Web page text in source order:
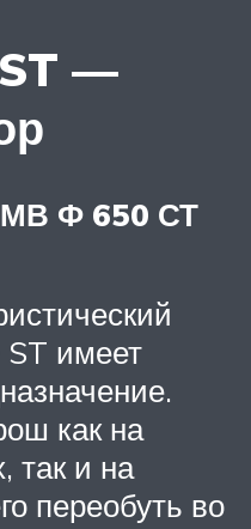
—
Ф 650 СТ
имеет
как на
так и на
переобуть во